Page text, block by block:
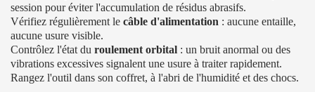
session pour éviter l'accumulation de résidus abrasifs.
Vérifiez régulièrement le câble d'alimentation : aucune entaille,
aucune usure visible.
Contrôlez l'état du roulement orbital : un bruit anormal ou des
vibrations excessives signalent une usure à traiter rapidement.
Rangez l'outil dans son coffret, à l'abri de l'humidité et des chocs.